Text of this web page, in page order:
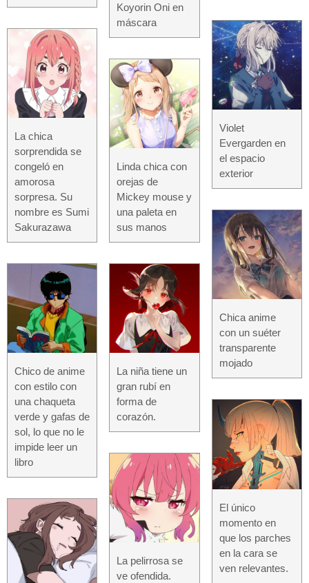
La chica
sorprendida se
congeló en
amorosa
sorpresa. Su
nombre es Sumi
Sakurazawa
Chico de anime
con estilo con
una chaqueta
verde y gafas de
sol, lo que no le
impide leer un
libro
Koyorin Oni en
máscara
Linda chica con
orejas de
Mickey mouse y
una paleta en
sus manos
La niña tiene un
gran rubí en
forma de
corazón.
La pelirrosa se
ve ofendida.
Violet
Evergarden en
el espacio
exterior
Chica anime
con un suéter
transparente
mojado
El único
momento en
que los parches
en la cara se
ven relevantes.